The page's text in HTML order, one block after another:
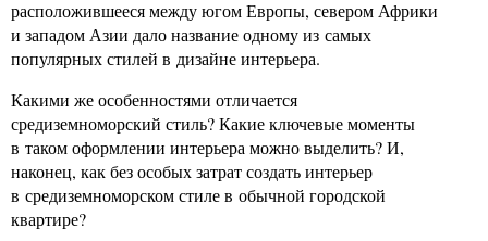
расположившееся между югом Европы, севером Африки
и западом Азии дало название одному из самых
популярных стилей в дизайне интерьера.
Какими же особенностями отличается
средиземноморский стиль? Какие ключевые моменты
в таком оформлении интерьера можно выделить? И,
наконец, как без особых затрат создать интерьер
в средиземноморском стиле в обычной городской
квартире?